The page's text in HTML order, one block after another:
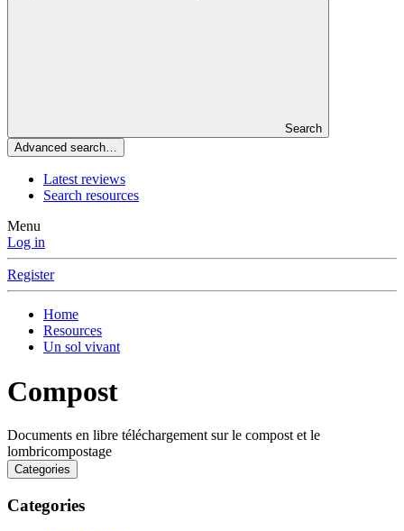
Search
Advanced search…
Latest reviews
Search resources
Menu
Log in
Register
Home
Resources
Un sol vivant
Compost
Documents en libre téléchargement sur le compost et le
lombricompostage
Categories
Categories